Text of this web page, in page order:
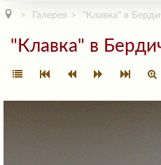
Галерея "Клавка" в
"Клавка" в